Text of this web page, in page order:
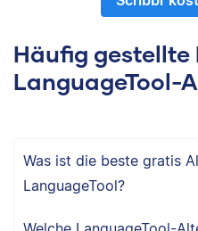
Häufig gestellte
LanguageTool-
Was ist die beste gratis
LanguageTool?